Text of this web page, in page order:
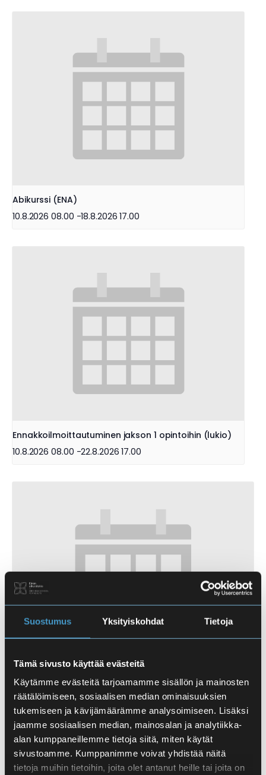
Suostumus Yksityiskohdat Tietoja
Tämä sivusto käyttää evästeitä
Käytämme evästeitä tarjoamamme sisällön ja mainosten
räätälöimiseen, sosiaalisen median ominaisuuksien
tukemiseen ja kävijämäärämme analysoimiseen. Lisäksi
jaamme sosiaalisen median, mainosalan ja analytiikka-
alan kumppaneillemme tietoja siitä, miten käytät
sivustoamme. Kumppanimme voivat yhdistää näitä
tietoja muihin tietoihin, joita olet antanut heille tai joita on
Abikurssi (ENA)
10.8.2026 08.00 -18.8.2026 17.00
Ennakkoilmoittautuminen jakson 1 opintoihin (lukio)
10.8.2026 08.00 -22.8.2026 17.00
Alkuinfo lukion alusta aloittaville
11.8.2026 10.00 - 12.00
Lukion jakson 1 rästikoetilaisuus